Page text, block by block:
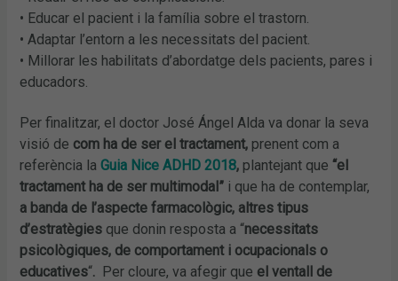
• Educar el pacient i la família sobre el trastorn.
• Adaptar l’entorn a les necessitats del pacient.
• Millorar les habilitats d’abordatge dels pacients, pares i
educadors.
Per finalitzar, el doctor José Ángel Alda va donar la seva
visió de com ha de ser el tractament, prenent com a
referència laGuia Nice ADHD 2018, plantejant que “el
tractament ha de ser multimodal” i que ha de contemplar,
a banda de l’aspecte farmacològic, altres tipus
d’estratègies que donin resposta a “necessitats
psicològiques, de comportament i ocupacionals o
educatives“. Per cloure, va afegir que el ventall de